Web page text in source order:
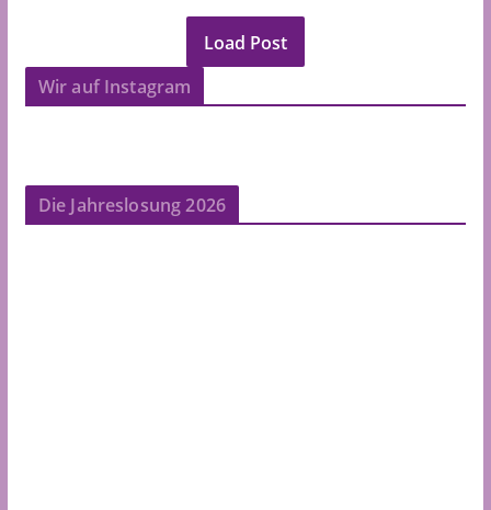
Load Post
Wir auf Instagram
Die Jahreslosung 2026